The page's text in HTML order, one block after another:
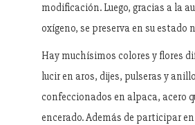
modificación. Luego, gracias a la
oxígeno, se preserva en su estado
Hay muchísimos colores y flores
lucir en aros, dijes, pulseras y
confeccionados en alpaca, acero
encerado. Además de participar